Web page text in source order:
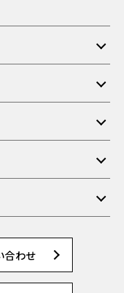
合わせ